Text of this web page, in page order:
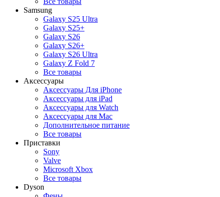
Samsung
Galaxy S25 Ultra
Galaxy S25+
Galaxy S26
Galaxy S26+
Galaxy S26 Ultra
Galaxy Z Fold 7
Все товары
Аксессуары
Аксессуары Для iPhone
Аксессуары для iPad
Аксессуары для Watch
Аксессуары для Mac
Дополнительное питание
Все товары
Приставки
Sony
Valve
Microsoft Xbox
Все товары
Dyson